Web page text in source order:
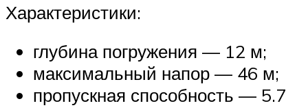
Характеристики:
глубина погружения — 12 м;
максимальный напор — 46 м;
пропускная способность — 5.7